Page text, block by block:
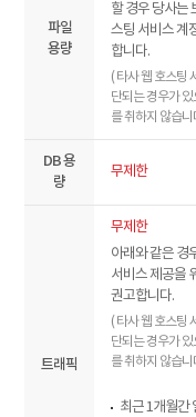
파일
용량
할 경우 당사는
스팅 서비스 계
합니다.
( 타사 웹 호스팅
단되는 경우가
를 취하지 않습니
DB 용
량
무제한
트래픽
무제한
아래와 같은 경
서비스 제공을
권고합니다.
( 타사 웹 호스팅
단되는 경우가
를 취하지 않습니
최근 1개월간